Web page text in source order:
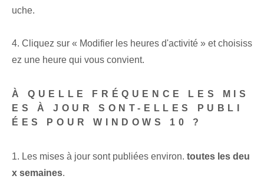
uche.
4. Cliquez sur « Modifier les heures d'activité » et choisiss
ez une heure qui vous convient.
À QUELLE FRÉQUENCE LES MIS
ES À JOUR SONT-ELLES PUBLI
ÉES POUR WINDOWS 10 ?
1. Les mises à jour sont publiées environ. toutes les deu
x semaines.